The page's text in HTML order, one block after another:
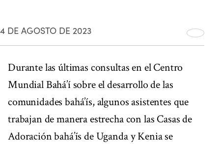
4 DE AGOSTO DE 2023
Durante las últimas consultas en el Centro
Mundial Bahá’í sobre el desarrollo de las
comunidades bahá’ís, algunos asistentes que
trabajan de manera estrecha con las Casas de
Adoración bahá’ís de Uganda y Kenia se